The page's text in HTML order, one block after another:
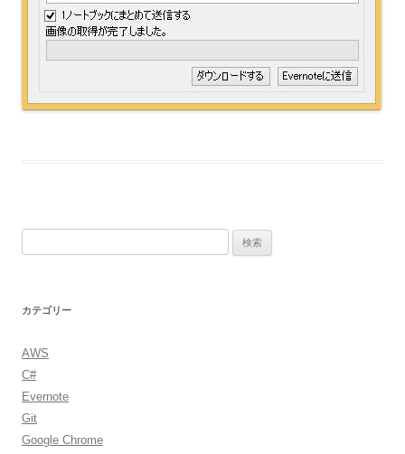
カテゴリー
AWS
C#
Evernote
Git
Google Chrome